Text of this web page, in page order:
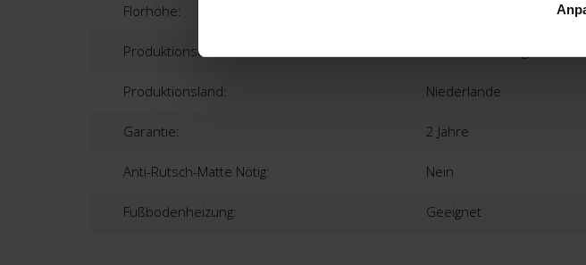
Florhöhe:
Produktionstechnik:
Produktionsland: Niederlande
Garantie: 2 Jahre
Anti-Rutsch-Matte Nötig: Nein
Fußbodenheizung: Geeignet